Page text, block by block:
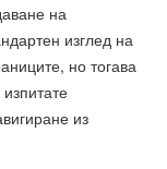
на
изглед на
но тогава
из